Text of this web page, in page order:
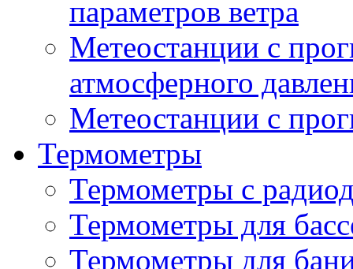
параметров ветра
Метеостанции с
атмосферного
Метеостанции с
Термометры
Термометры с
Термометры для
Термометры для